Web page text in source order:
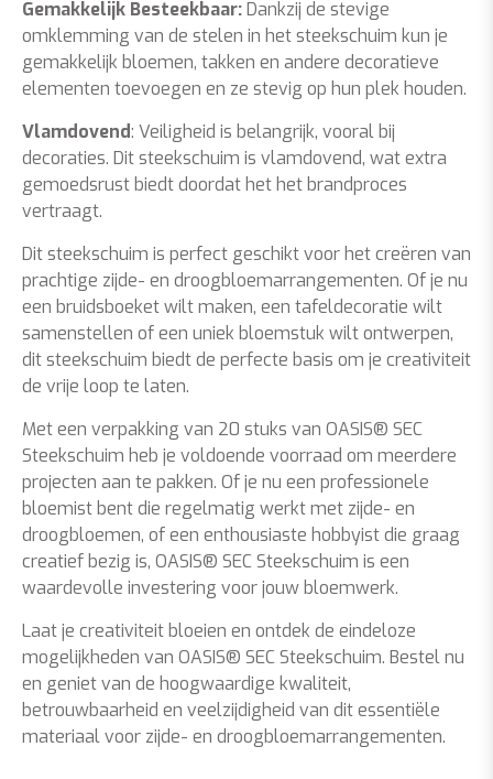
Gemakkelijk Besteekbaar:Dankzij de stevige
omklemming van de stelen in het steekschuim kun je
gemakkelijk bloemen, takken en andere decoratieve
elementen toevoegen en ze stevig op hun plek houden.
Vlamdovend: Veiligheid is belangrijk, vooral bij
decoraties. Dit steekschuim is vlamdovend, wat extra
gemoedsrust biedt doordat het het brandproces
vertraagt.
Dit steekschuim is perfect geschikt voor het creëren van
prachtige zijde- en droogbloemarrangementen. Of je nu
een bruidsboeket wilt maken, een tafeldecoratie wilt
samenstellen of een uniek bloemstuk wilt ontwerpen,
dit steekschuim biedt de perfecte basis om je creativiteit
de vrije loop te laten.
Met een verpakking van 20 stuks van OASIS® SEC
Steekschuim heb je voldoende voorraad om meerdere
projecten aan te pakken. Of je nu een professionele
bloemist bent die regelmatig werkt met zijde- en
droogbloemen, of een enthousiaste hobbyist die graag
creatief bezig is, OASIS® SEC Steekschuim is een
waardevolle investering voor jouw bloemwerk.
Laat je creativiteit bloeien en ontdek de eindeloze
mogelijkheden van OASIS® SEC Steekschuim. Bestel nu
en geniet van de hoogwaardige kwaliteit,
betrouwbaarheid en veelzijdigheid van dit essentiële
materiaal voor zijde- en droogbloemarrangementen.